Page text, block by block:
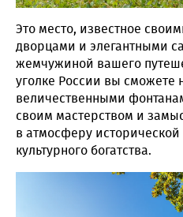
Это место, известное
дворцами и элегантными
жемчужиной вашего
уголке России вы сможете
величественными
своим мастерством и
в атмосферу исторической
культурного богатства.